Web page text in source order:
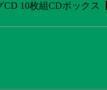
10枚組CDボックス